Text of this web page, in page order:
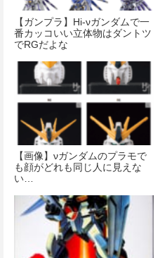
【ガンプラ】Hi-νガンダムで一
番カッコいい立体物はダントツ
でRGだよな
【画像】νガンダムのプラモで
も顔がどれも同じ人に見えな
い…